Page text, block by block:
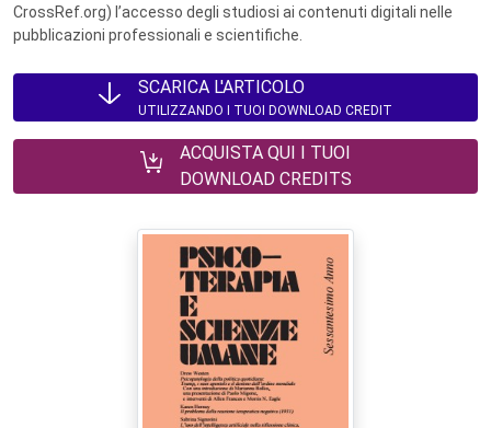
CrossRef.org) l’accesso degli studiosi ai contenuti digitali nelle
pubblicazioni professionali e scientifiche.
SCARICA L'ARTICOLO
UTILIZZANDO I TUOI DOWNLOAD CREDIT
ACQUISTA QUI I TUOI
DOWNLOAD CREDITS